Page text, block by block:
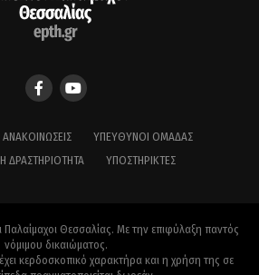
ΥΠΕΎΘΥΝΟΙ ΟΜΆΔΑΣ
ΔΡΑΣΤΗΡΙΌΤΗΤΑ
ΥΠΟΣΤΗΡΙΚΤΈΣ
Θεσσαλίας. Με την επιφύλαξη παντός
νόμιμου δικαιώματος.
κερδοσκοπικό χαρακτήρα και η χρήση της σε